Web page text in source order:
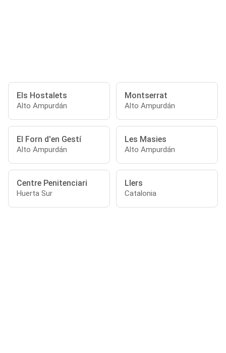
Els Hostalets
Alto Ampurdán
Montserrat
Alto Ampurdán
El Forn d'en Gestí
Alto Ampurdán
Les Masies
Alto Ampurdán
Centre Penitenciari
Huerta Sur
Llers
Catalonia